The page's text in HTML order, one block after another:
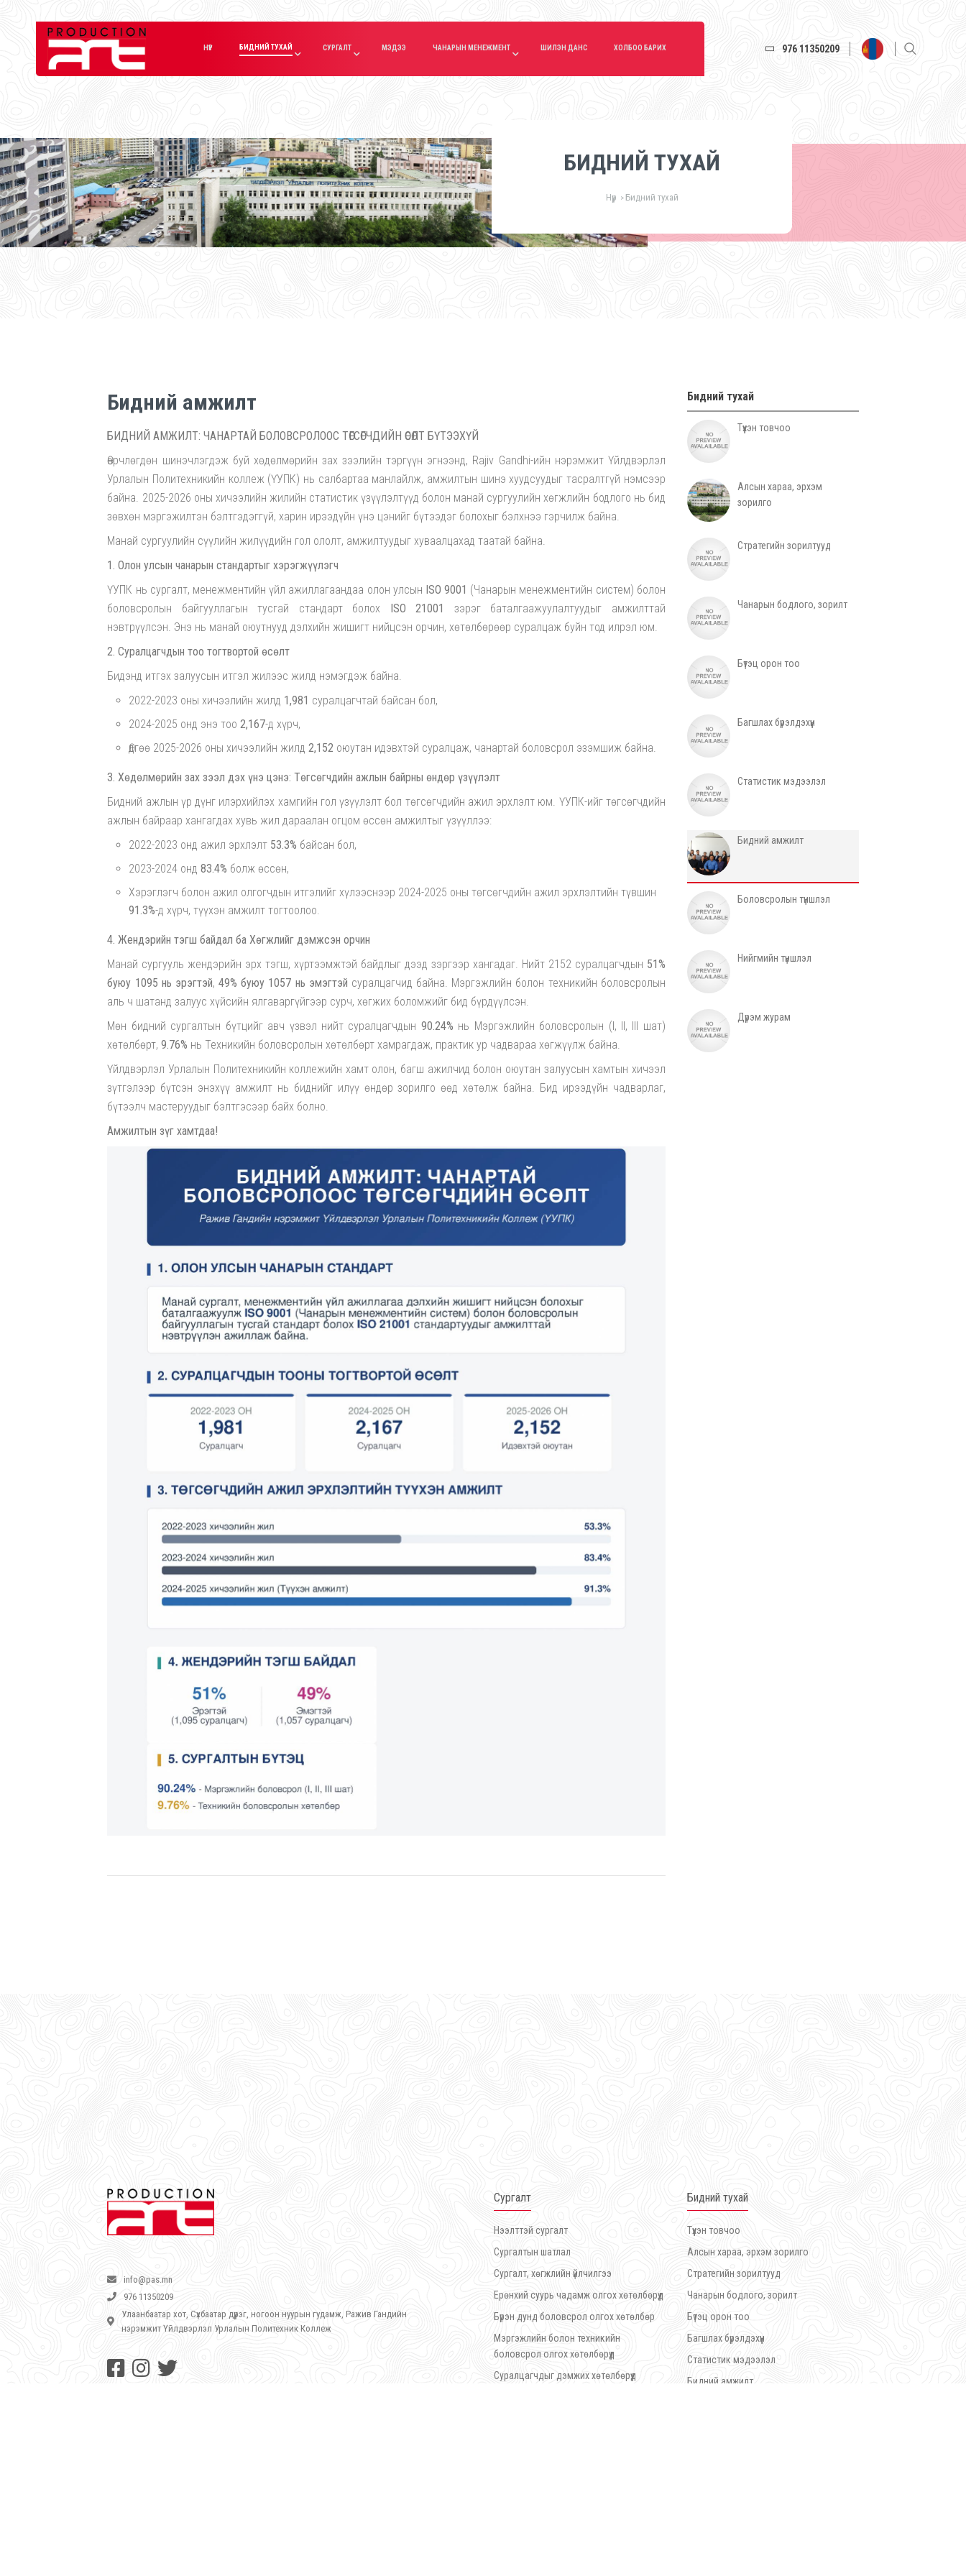
НҮҮР БИДНИЙ ТУХАЙ СУРГАЛТ МЭДЭЭ ЧАНАРЫН МЕНЕЖМЕНТ ШИЛЭН ДАНС ХОЛБОО БАРИХ 976 11350209
БИДНИЙ ТУХАЙ
Нүүр >Бидний тухай
Бидний амжилт
БИДНИЙ АМЖИЛТ: ЧАНАРТАЙ БОЛОВСРОЛООС ТӨГСӨГЧДИЙН ӨСӨЛТ БҮТЭЭХҮЙ
Өөрчлөгдөн шинэчлэгдэж буй хөдөлмөрийн зах зээлийн тэргүүн эгнээнд, Rajiv Gandhi-ийн нэрэмжит Үйлдвэрлэл
Урлалын Политехникийн коллеж (ҮУПК) нь салбартаа манлайлж, амжилтын шинэ хуудсуудыг тасралтгүй нэмсээр
байна. 2025-2026 оны хичээлийн жилийн статистик үзүүлэлтүүд болон манай сургуулийн хөгжлийн бодлого нь бид
зөвхөн мэргэжилтэн бэлтгэдэггүй, харин ирээдүйн үнэ цэнийг бүтээдэг болохыг бэлхнээ гэрчилж байна.
Манай сургуулийн сүүлийн жилүүдийн гол ололт, амжилтуудыг хуваалцахад таатай байна.
1. Олон улсын чанарын стандартыг хэрэгжүүлэгч
ҮУПК нь сургалт, менежментийн үйл ажиллагаандаа олон улсын ISO 9001 (Чанарын менежментийн систем) болон
боловсролын байгууллагын тусгай стандарт болох
ISO 21001
зэрэг баталгаажуулалтуудыг амжилттай
нэвтрүүлсэн. Энэ нь манай оюутнууд дэлхийн жишигт нийцсэн орчин, хөтөлбөрөөр суралцаж буйн тод илрэл юм.
2. Суралцагчдын тоо тогтвортой өсөлт
Бидэнд итгэх залуусын итгэл жилээс жилд нэмэгдэж байна.
2022-2023 оны хичээлийн жилд 1,981 суралцагчтай байсан бол,
2024-2025 онд энэ тоо2,167-д хүрч,
Өдгөө 2025-2026 оны хичээлийн жилд2,152 оюутан идэвхтэй суралцаж, чанартай боловсрол эзэмшиж байна.
3. Хөдөлмөрийн зах зээл дэх үнэ цэнэ: Төгсөгчдийн ажлын байрны өндөр үзүүлэлт
Бидний ажлын үр дүнг илэрхийлэх хамгийн гол үзүүлэлт бол төгсөгчдийн ажил эрхлэлт юм. ҮУПК-ийг төгсөгчдийн
ажлын байраар хангагдах хувь жил дараалан огцом өссөн амжилтыг үзүүллээ:
2022-2023 онд ажил эрхлэлт 53.3% байсан бол,
2023-2024 онд83.4% болж өссөн,
Хэрэглэгч болон ажил олгогчдын итгэлийг хүлээснээр 2024-2025 оны төгсөгчдийн ажил эрхлэлтийн түвшин
91.3%-д хүрч, түүхэн амжилт тогтоолоо.
4. Жендэрийн тэгш байдал ба Хөгжлийг дэмжсэн орчин
Манай сургууль жендэрийн эрх тэгш, хүртээмжтэй байдлыг дээд зэргээр хангадаг. Нийт 2152 суралцагчдын 51%
буюу 1095 нь эрэгтэй,49% буюу 1057 нь эмэгтэй суралцагчид байна. Мэргэжлийн болон техникийн боловсролын
аль ч шатанд залуус хүйсийн ялгаваргүйгээр сурч, хөгжих боломжийг бид бүрдүүлсэн.
Мөн бидний сургалтын бүтцийг авч үзвэл нийт суралцагчдын 90.24% нь Мэргэжлийн боловсролын (I, II, III шат)
хөтөлбөрт,9.76% нь Техникийн боловсролын хөтөлбөрт хамрагдаж, практик ур чадвараа хөгжүүлж байна.
Үйлдвэрлэл Урлалын Политехникийн коллежийн хамт олон, багш ажилчид болон оюутан залуусын хамтын хичээл
зүтгэлээр бүтсэн энэхүү амжилт нь биднийг илүү өндөр зорилго өөд хөтөлж байна. Бид ирээдүйн чадварлаг,
бүтээлч мастеруудыг бэлтгэсээр байх болно.
Амжилтын зүг хамтдаа!
Бидний тухай
Түүхэн товчоо
Алсын хараа, эрхэм
зорилго
Стратегийн зорилтууд
Чанарын бодлого, зорилт
Бүтэц орон тоо
Багшлах бүрэлдэхүүн
Статистик мэдээлэл
Бидний амжилт
Боловсролын түншлэл
Нийгмийн түншлэл
Дүрэм журам
info@pas.mn
976 11350209
Улаанбаатар хот, Сүхбаатар дүүрэг, ногоон нуурын гудамж, Ражив Гандийн
нэрэмжит Үйлдвэрлэл Урлалын Политехник Коллеж
Сургалт
Нээлттэй сургалт
Сургалтын шатлал
Сургалт, хөгжлийн үйлчилгээ
Ерөнхий суурь чадамж олгох хөтөлбөрүүд
Бүрэн дунд боловсрол олгох хөтөлбөр
Мэргэжлийн болон техникийн
боловсрол олгох хөтөлбөрүүд
Суралцагчдыг дэмжих хөтөлбөрүүд
Бидний тухай
Түүхэн товчоо
Алсын хараа, эрхэм зорилго
Стратегийн зорилтууд
Чанарын бодлого, зорилт
Бүтэц орон тоо
Багшлах бүрэлдэхүүн
Статистик мэдээлэл
Бидний амжилт